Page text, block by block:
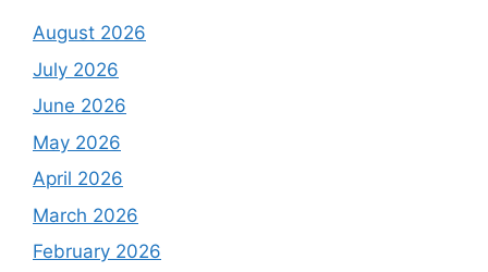
August 2026
July 2026
June 2026
May 2026
April 2026
March 2026
February 2026